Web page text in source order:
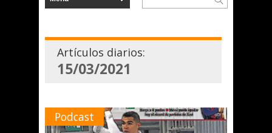
Artículos diarios:
15/03/2021
Podcast